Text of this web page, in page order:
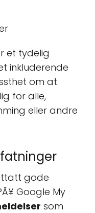
et tydelig
inkluderende
om at
for alle,
eller andre
gode
Google My
som